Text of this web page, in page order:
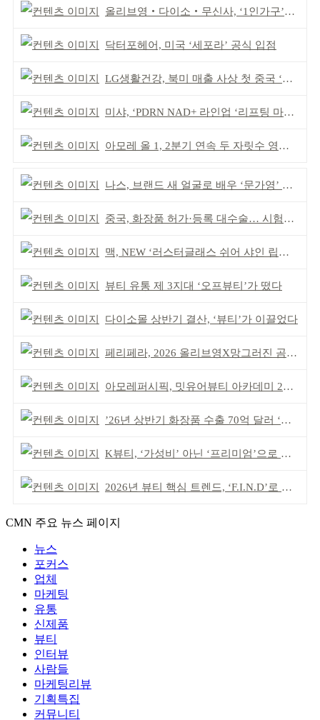
올리브영‧다이소‧무신사, ‘1인가구’가 이끈다
닥터포헤어, 미국 ‘세포라’ 공식 입점
LG생활건강, 북미 매출 사상 첫 중국 ‘추월’
미샤, ‘PDRN NAD+ 라인업 ‘리프팅 마스크’ 출시
아모레 올 1, 2분기 연속 두 자릿수 영업이익률 기록
나스, 브랜드 새 얼굴로 배우 ‘문가영’ 발탁
중국, 화장품 허가·등록 대수술… 시험자료 공용 허용
맥, NEW ‘러스터글래스 쉬어 샤인 립스틱’ 출시
뷰티 유통 제 3지대 ‘오프뷰티’가 떴다
다이소몰 상반기 결산, ‘뷰티’가 이끌었다
페리페라, 2026 올리브영X망그러진 곰 콜라보
아모레퍼시픽, 밋유어뷰티 아카데미 2기 발대식
’26년 상반기 화장품 수출 70억 달러 ‘역대 최고’
K뷰티, ‘가성비’ 아닌 ‘프리미엄’으로 승부걸어야
2026년 뷰티 핵심 트렌드, ‘F.I.N.D’로 읽는다
CMN 주요 뉴스 페이지
뉴스
포커스
업체
마케팅
유통
신제품
뷰티
인터뷰
사람들
마케팅리뷰
기획특집
커뮤니티